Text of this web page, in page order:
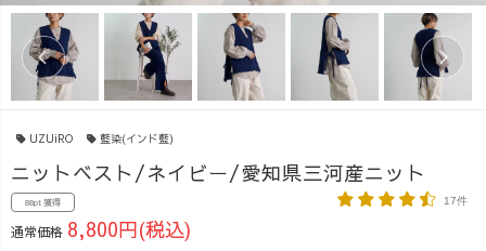
UZUiRO 藍染(インド藍)
ニットベスト/ネイビー/愛知県三河産ニット
88pt 獲得 17件
通常価格 8,800円(税込)